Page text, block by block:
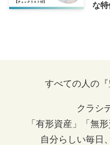
な特
すべての人の『
クラシ
「有形資産」「無
自分らしい毎日